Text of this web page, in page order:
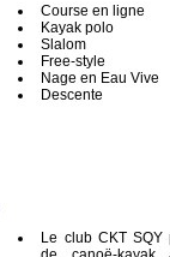
Course en ligne
Kayak polo
Slalom
Free-style
Nage en Eau Vive
Descente
Le club CKT SQY